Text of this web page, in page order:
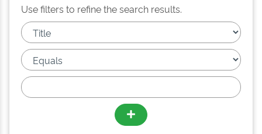
Use filters to refine the search results.